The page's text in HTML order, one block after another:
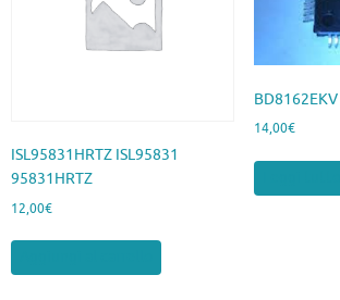
ISL95831HRTZ ISL95831
95831HRTZ
12,00€
BD8162EKV
14,00€